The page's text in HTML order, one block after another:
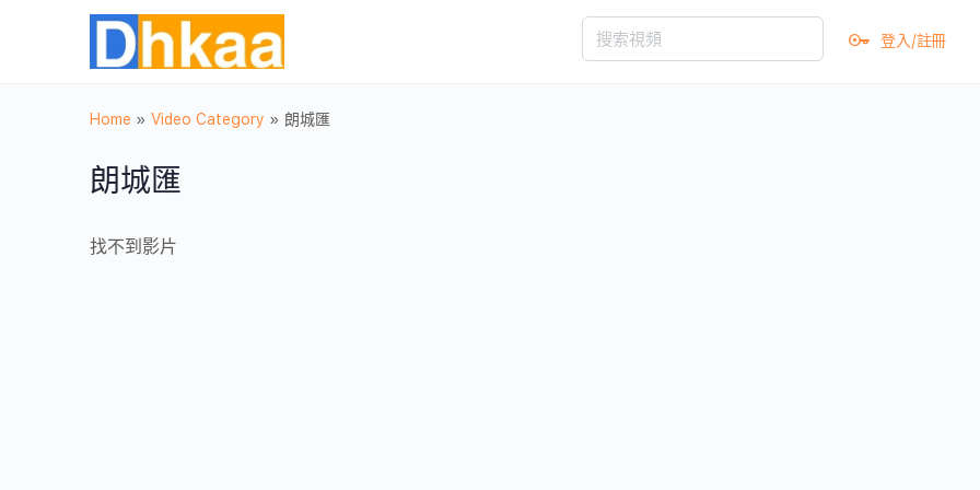
登入/註冊
Home » Video Category » 朗城匯
朗城匯
找不到影片